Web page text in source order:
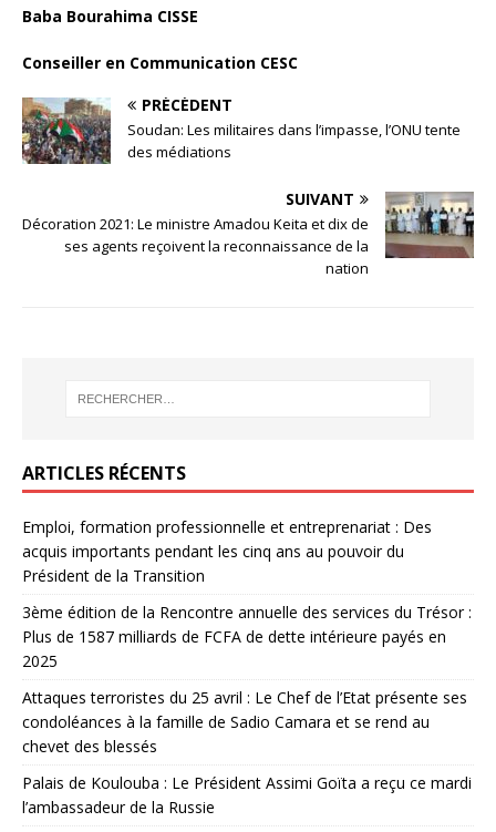
Baba Bourahima CISSE
Conseiller en Communication CESC
PRÉCÉDENT
Soudan: Les militaires dans l’impasse, l’ONU tente
des médiations
SUIVANT
Décoration 2021: Le ministre Amadou Keita et dix de
ses agents reçoivent la reconnaissance de la
nation
ARTICLES RÉCENTS
Emploi, formation professionnelle et entreprenariat : Des
acquis importants pendant les cinq ans au pouvoir du
Président de la Transition
3ème édition de la Rencontre annuelle des services du Trésor :
Plus de 1587 milliards de FCFA de dette intérieure payés en
2025
Attaques terroristes du 25 avril : Le Chef de l’Etat présente ses
condoléances à la famille de Sadio Camara et se rend au
chevet des blessés
Palais de Koulouba : Le Président Assimi Goïta a reçu ce mardi
l’ambassadeur de la Russie